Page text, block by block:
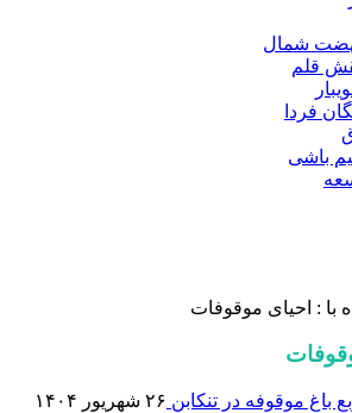
شمال
قلم
فردا
باشی
: احیای موقوفات
۲۶ شهریور ۱۴۰۴